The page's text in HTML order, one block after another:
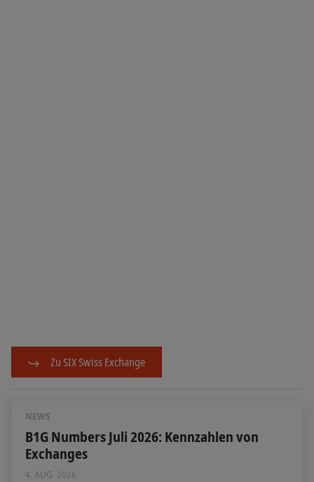
Zu SIX Swiss Exchange
NEWS
B1G Numbers Juli 2026: Kennzahlen von
Exchanges
4. AUG. 2026